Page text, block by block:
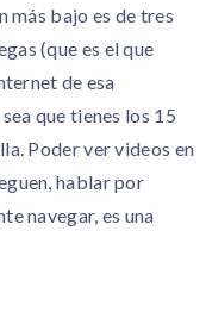
más bajo es de tres
(que es el que
de esa
que tienes los 15
Poder ver videos en
hablar por
navegar, es una